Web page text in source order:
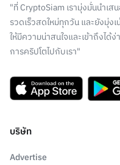
"ที่ CryptoSiam เรามุ่งมั่นนำเส
รวดเร็วสดใหม่ทุกวัน และยังมุ่ง
ให้มีความน่าสนใจและเข้าถึงได้
การคริปโตไปกับเรา"
บริษัท
Advertise